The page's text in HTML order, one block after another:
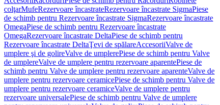
colţarMufeRezervoare încastrateRezervoare încastrate SigmaPiese
de schimb pentru Rezervoare încastrate SigmaRezervoare încastrate
OmegaPiese de schimb pentru Rezervoare încastrate
OmegaRezervoare încastrate DeltaPiese de schimb pentru
Rezervoare încastrate DeltaŢevi de spălareAccesoriiValve de
umplere şi de golireValve de umplerePiese de schimb pentru Valve
de umplereValve de umplere pentru rezervoare aparentePiese de
schimb pentru Valve de umplere pentru rezervoare aparenteValve de
umplere pentru rezervoare ceramicePiese de schimb pentru Valve de
umplere pentru rezervoare ceramiceValve de umplere pentru
rezervoare universalePiese de schimb pentru Valve de umplere